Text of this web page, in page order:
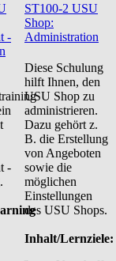
-
-
ST100-2 USU
Shop:
Administration
Diese Schulung
hilft Ihnen, den
USU Shop zu
administrieren.
Dazu gehört z.
B. die Erstellung
von Angeboten
sowie die
möglichen
Einstellungen
des USU Shops.
Inhalt/Lernziele: